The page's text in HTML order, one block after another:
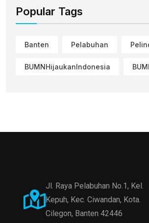
Popular Tags
Banten Pelabuhan
BUMNHijaukanIndonesia
Jl. Raya Pelabuhan No.1, Kel.
Kepuh, Kec. Ciwandan, Kota.
Cilegon, Banten 42446